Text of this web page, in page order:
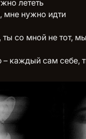
лететь
мне нужно идти
ты со мной не тот,
каждый сам себе,